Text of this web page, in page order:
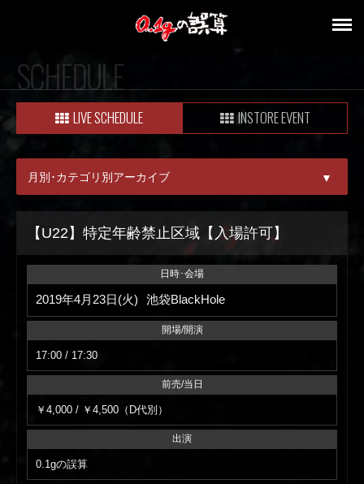
SCHEDULE
LIVE SCHEDULE INSTORE EVENT
月別･カテゴリ別アーカイブ ▼
ALL
09月
【U22】特定年齢禁止区域【入場許可】
日時･会場
2019年4月23日(火) 池袋BlackHole
開場/開演
17:00 / 17:30
前売/当日
￥4,000 / ￥4,500（D代別）
出演
0.1gの誤算